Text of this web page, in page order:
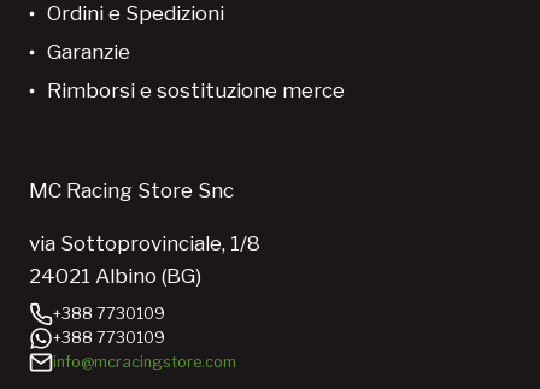
Ordini e Spedizioni
Garanzie
Rimborsi e sostituzione merce
MC Racing Store Snc
via Sottoprovinciale, 1/8
24021 Albino (BG)
+388 7730109
+388 7730109
info@mcracingstore.com